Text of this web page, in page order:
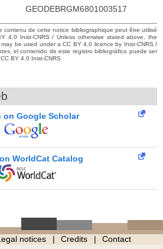
GEODEBRGM6801003517
contenu de cette notice bibliographique peut être utilisé
4.0 Inist-CNRS / Unless otherwise stated above, the
be used under a CC BY 4.0 licence by Inist-CNRS /
el contenido de este registro bibliográfico puede ser
BY 4.0 Inist-CNRS
on Google Scholar
WorldCat Catalog
notices Credits Contact